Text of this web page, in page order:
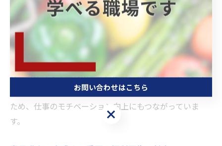
30代に嬉しい青果求人の福利厚生内容とは
30代に嬉しい福利厚生としては、家族手当や育児休暇制
度、定期健康診断の実施などが挙げられます。兵庫県の
青果求人では、これらの制度がしっかり整備されてお
り、ライフステージの変化に柔軟に対応可能です。例え
ば、子育て中の社員が安心して働ける環境が整っている
ため、仕事のモチベーション向上にもつながっていま
す。
お問い合わせはこちら
お問い合わせはこちら